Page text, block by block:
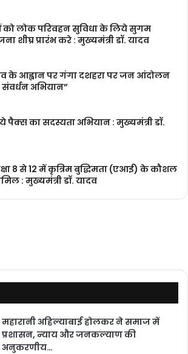
को लोक परिवहन सुविधा के लिये सुगम
शीघ्र प्रारंभ करे : मुख्यमंत्री डॉ. यादव
के आह्वान पर गंगा दशहरा पर जन आंदोलन
अभियान”
का सदस्यता अभियान : मुख्यमंत्री डॉ.
8 से 12 में कृ‍त्रिम बुद्धिमता (एआई) के कौशल
: मुख्यमंत्री डॉ. यादव
महारानी अहिल्याबाई होलकर ने समाज में
प्रशासन, न्याय और जनकल्याण की
अनुकरणीय…